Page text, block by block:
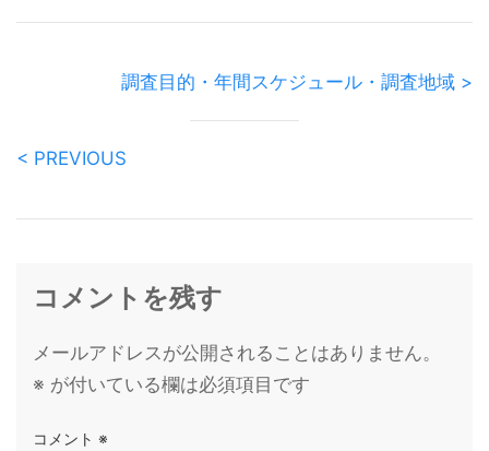
調査目的・年間スケジュール・調査地域 >
< PREVIOUS
コメントを残す
メールアドレスが公開されることはありません。
※ が付いている欄は必須項目です
コメント ※